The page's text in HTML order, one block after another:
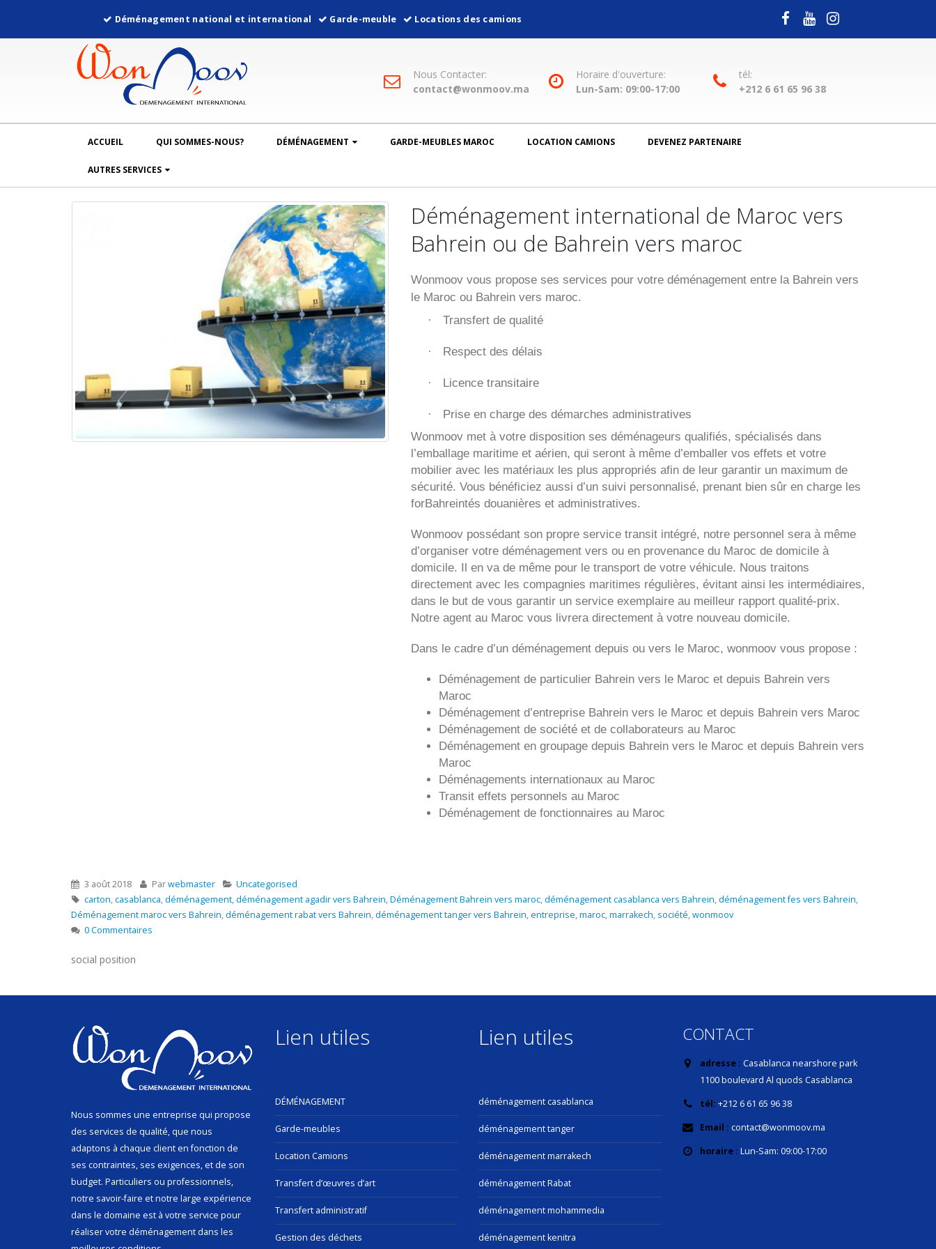
Déménagement national et international Garde-meuble Locations des camions
Nous Contacter:
contact@wonmoov.ma
Horaire d'ouverture:
Lun-Sam: 09:00-17:00
tél:
+212 6 61 65 96 38
ACCUEIL QUI SOMMES-NOUS? DÉMÉNAGEMENT GARDE-MEUBLES MAROC LOCATION CAMIONS DEVENEZ PARTENAIRE
AUTRES SERVICES
Déménagement international de Maroc vers
Bahrein ou de Bahrein vers maroc
Wonmoov vous propose ses services pour votre déménagement entre la Bahrein vers
le Maroc ou Bahrein vers maroc.
· Transfert de qualité
· Respect des délais
· Licence transitaire
·
Prise en charge des démarches administratives
Wonmoov met à votre disposition ses déménageurs qualifiés, spécialisés dans
l’emballage maritime et aérien, qui seront à même d’emballer vos effets et votre
mobilier avec les matériaux les plus appropriés afin de leur garantir un maximum de
sécurité. Vous bénéficiez aussi d’un suivi personnalisé, prenant bien sûr en charge les
forBahreintés douanières et administratives.
Wonmoov possédant son propre service transit intégré, notre personnel sera à même
d’organiser votre déménagement vers ou en provenance du Maroc de domicile à
domicile. Il en va de même pour le transport de votre véhicule. Nous traitons
directement avec les compagnies maritimes régulières, évitant ainsi les intermédiaires,
dans le but de vous garantir un service exemplaire au meilleur rapport qualité-prix.
Notre agent au Maroc vous livrera directement à votre nouveau domicile.
Dans le cadre d’un déménagement depuis ou vers le Maroc, wonmoov vous propose :
Déménagement de particulier Bahreinvers le Maroc et depuis Bahrein vers
Maroc
Déménagement d’entreprise Bahreinvers le Maroc et depuis Bahrein vers Maroc
Déménagement de société et de collaborateurs au Maroc
Déménagement en groupage depuis Bahreinvers le Maroc et depuis Bahrein vers
Maroc
Déménagements internationaux au Maroc
Transit effets personnels au Maroc
Déménagement de fonctionnaires au Maroc
3 août 2018 Parwebmaster
Uncategorised
carton,casablanca,déménagement,déménagement agadir vers Bahrein,Déménagement Bahrein vers maroc,déménagement casablanca vers Bahrein,déménagement fes vers Bahrein,
Déménagement maroc vers Bahrein,déménagement rabat vers Bahrein,déménagement tanger vers Bahrein,entreprise,maroc,marrakech, société,wonmoov
0 Commentaires
social position
Nous sommes une entreprise qui propose
des services de qualité, que nous
adaptons à chaque client en fonction de
ses contraintes, ses exigences, et de son
budget. Particuliers ou professionnels,
notre savoir-faire et notre large expérience
dans le domaine est à votre service pour
réaliser votre déménagement dans les
Lien utiles
DÉMÉNAGEMENT
Garde-meubles
Location Camions
Transfert d’œuvres d’art
Transfert administratif
Gestion des déchets
Lien utiles
déménagement casablanca
déménagement tanger
déménagement marrakech
déménagement Rabat
déménagement mohammedia
déménagement kenitra
CONTACT
adresse : Casablanca nearshore park
1100 boulevard Al quods Casablanca
tél: +212 6 61 65 96 38
Email : contact@wonmoov.ma
horaire : Lun-Sam: 09:00-17:00